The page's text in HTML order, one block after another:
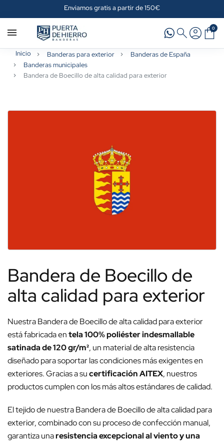
Enviamos gratis a partir de 150€
0
Inicio Banderas para exterior
Banderas de España
Banderas municipales
Bandera de Boecillo de alta calidad para exterior
Bandera de Boecillo de
alta calidad para exterior
Nuestra Bandera de Boecillo de alta calidad para exterior
está fabricada entela 100% poliéster indesmallable
satinada de 120 gr/m², un material de alta resistencia
diseñado para soportar las condiciones más exigentes en
exteriores. Gracias a sucertificación AITEX, nuestros
productos cumplen con los más altos estándares de calidad.
El tejido de nuestra Bandera de Boecillo de alta calidad para
exterior, combinado con su proceso de confección manual,
garantiza unaresistencia excepcional al viento y una